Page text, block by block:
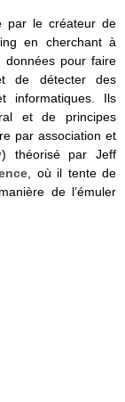
par le créateur de
en cherchant à
données pour faire
de détecter des
informatiques. Ils
et de principes
par association et
) théorisé par Jeff
, où il tente de
de l’émuler